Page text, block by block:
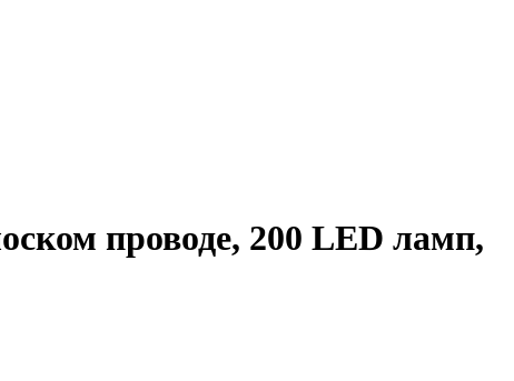
проводе, 200 LED ламп,